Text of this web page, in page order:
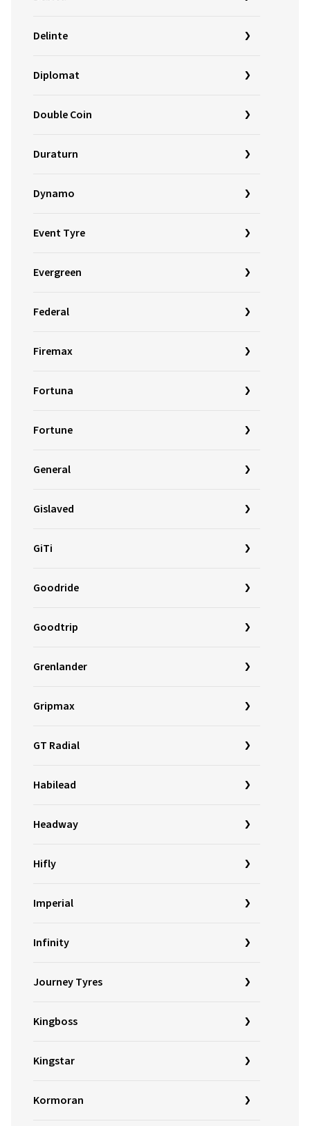
Delinte
Diplomat
Double Coin
Duraturn
Dynamo
Event Tyre
Evergreen
Federal
Firemax
Fortuna
Fortune
General
Gislaved
GiTi
Goodride
Goodtrip
Grenlander
Gripmax
GT Radial
Habilead
Headway
Hifly
Imperial
Infinity
Journey Tyres
Kingboss
Kingstar
Kormoran